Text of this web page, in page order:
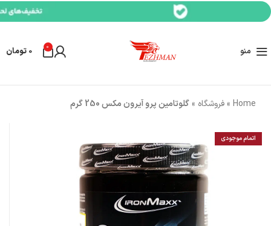
منو 0
0 تومان
Home
»فروشگاه »گلوتامین پرو آیرون مکس 250 گرم
اتمام موجودی